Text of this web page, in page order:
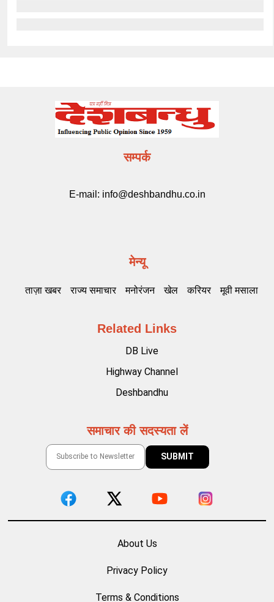
सम्पर्क
E-mail: info@deshbandhu.co.in
मेन्यू
ताज़ा खबर राज्य समाचार मनोरंजन खेल करियर मूवी मसाला
Related Links
DB Live
Highway Channel
Deshbandhu
समाचार की सदस्यता लें
About Us
Privacy Policy
Terms & Conditions